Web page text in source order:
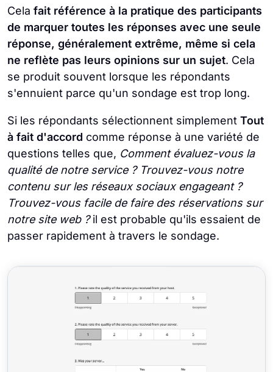
Cela fait référence à la pratique des participants
de marquer toutes les réponses avec une seule
réponse, généralement extrême, même si cela
ne reflète pas leurs opinions sur un sujet. Cela
se produit souvent lorsque les répondants
s'ennuient parce qu'un sondage est trop long.
Si les répondants sélectionnent simplement Tout
à fait d'accord comme réponse à une variété de
questions telles que, Comment évaluez-vous la
qualité de notre service ? Trouvez-vous notre
contenu sur les réseaux sociaux engageant ?
Trouvez-vous facile de faire des réservations sur
notre site web ?il est probable qu'ils essaient de
passer rapidement à travers le sondage.